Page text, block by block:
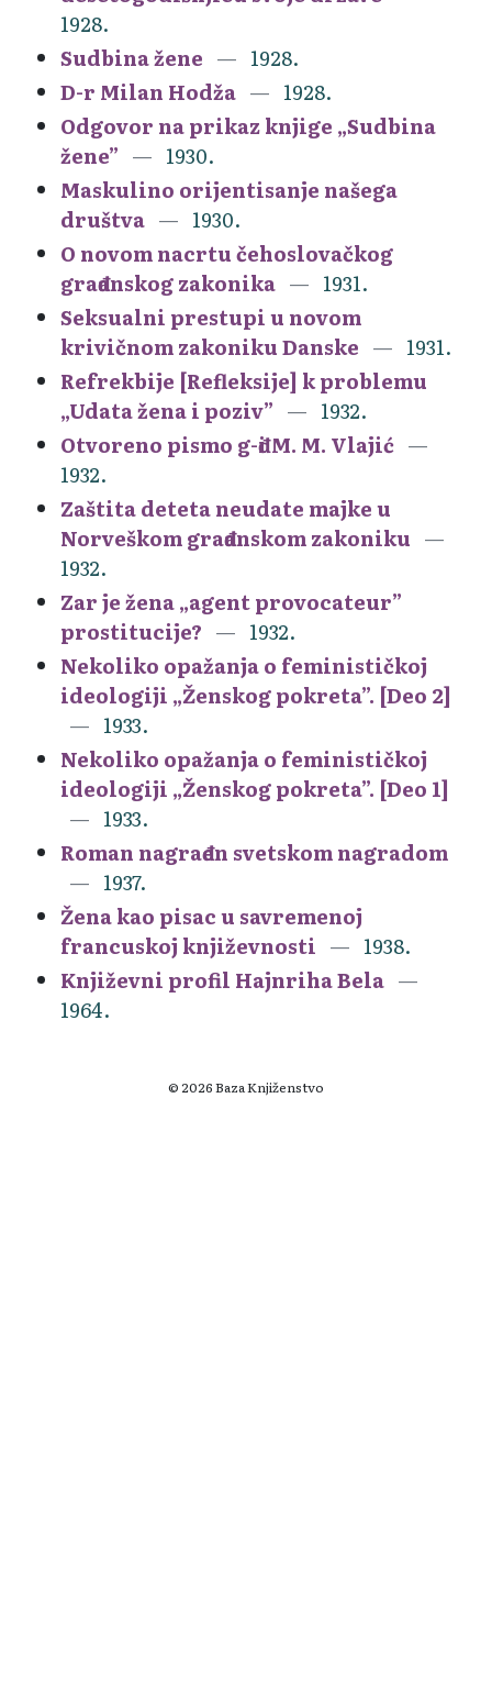
1928.
Sudbina žene
1928.
D-r Milan Hodža
1928.
Odgovor na prikaz knjige „Sudbina
žene”
1930.
Maskulino orijentisanje našega
društva
1930.
O novom nacrtu čehoslovačkog
građanskog zakonika
1931.
Seksualni prestupi u novom
krivičnom zakoniku Danske
1931.
Refrekbije [Refleksije] k problemu
„Udata žena i poziv”
1932.
Otvoreno pismo g-đi M. M. Vlajić
1932.
Zaštita deteta neudate majke u
Norveškom građanskom zakoniku
1932.
Zar je žena „agent provocateur”
prostitucije?
1932.
Nekoliko opažanja o feminističkoj
ideologiji „Ženskog pokreta”. [Deo 2]
1933.
Nekoliko opažanja o feminističkoj
ideologiji „Ženskog pokreta”. [Deo 1]
1933.
Roman nagrađen svetskom nagradom
1937.
Žena kao pisac u savremenoj
francuskoj književnosti
1938.
Književni profil Hajnriha Bela
1964.
© 2026 Baza Knjiženstvo